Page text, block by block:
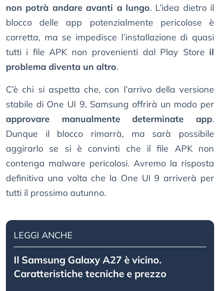
non potrà andare avanti a lungo. L’idea dietro il
blocco delle app potenzialmente pericolose è
corretta, ma se impedisce l’installazione di quasi
tutti i file APK non provenienti dal Play Store il
problema diventa un altro.
C’è chi si aspetta che, con l’arrivo della versione
stabile di One UI 9, Samsung offrirà un modo per
approvare manualmente determinate app.
Dunque il blocco rimarrà, ma sarà possibile
aggirarlo se si è convinti che il file APK non
contenga malware pericolosi. Avremo la risposta
definitiva una volta che la One UI 9 arriverà per
tutti il prossimo autunno.
LEGGI ANCHE
Il Samsung Galaxy A27 è vicino.
Caratteristiche tecniche e prezzo